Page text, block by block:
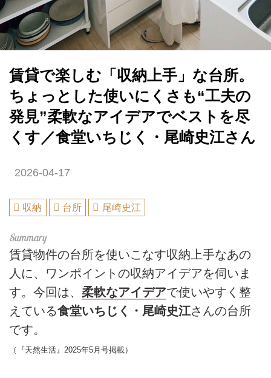
賃貸で楽しむ「収納上手」な台所。
ちょっとした使いにくさも“工夫の
発見”柔軟なアイデアでベストを尽
くす／食堂いちじく・尾崎史江さん
2026-04-17
収納 台所 尾崎史江
賃貸物件の台所を使いこなす収納上手なあの
人に、ワンポイントの収納アイデアを伺いま
す。今回は、 柔軟なアイデアで使いやすく整
えている食堂いちじく・尾崎史江さんの台所
です。
（『天然生活』2025年5月号掲載）